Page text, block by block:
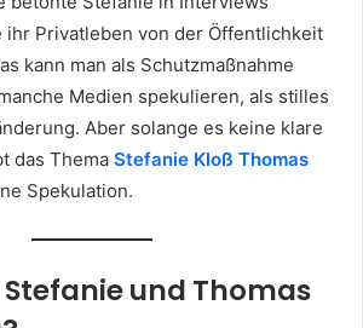
ihr Privatleben von der Öffentlichkeit
kann man als Schutzmaßnahme
Medien spekulieren, als stilles
Aber solange es keine klare
das Thema Stefanie Kloß Thomas
Spekulation.
und Thomas